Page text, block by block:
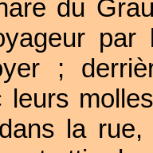
du
par
;
leurs
la